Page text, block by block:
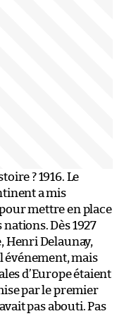
? 1916. Le
a mis
mettre en place
Dès 1927
Henri Delaunay,
événement, mais
d’Europe étaient
par le premier
pas abouti. Pas